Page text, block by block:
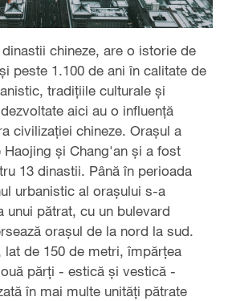
chineze, are o istorie de
peste 1.100 de ani în calitate de
tradițiile culturale și
aici au o influență
civilizației chineze. Orașul a
Haojing și Chang'an și a fost
13 dinastii. Până în perioada
urbanistic al orașului s-a
unui pătrat, cu un bulevard
orașul de la nord la sud.
lat de 150 de metri, împărțea
părți - estică și vestică -
în mai multe unități pătrate